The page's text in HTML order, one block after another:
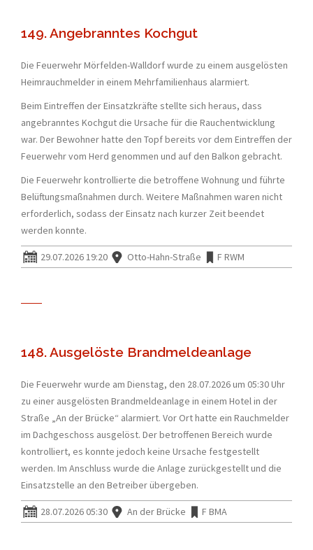
149. Angebranntes Kochgut
Die Feuerwehr Mörfelden-Walldorf wurde zu einem ausgelösten
Heimrauchmelder in einem Mehrfamilienhaus alarmiert.
Beim Eintreffen der Einsatzkräfte stellte sich heraus, dass
angebranntes Kochgut die Ursache für die Rauchentwicklung
war. Der Bewohner hatte den Topf bereits vor dem Eintreffen der
Feuerwehr vom Herd genommen und auf den Balkon gebracht.
Die Feuerwehr kontrollierte die betroffene Wohnung und führte
Belüftungsmaßnahmen durch. Weitere Maßnahmen waren nicht
erforderlich, sodass der Einsatz nach kurzer Zeit beendet
werden konnte.
29.07.2026 19:20 Otto-Hahn-Straße F RWM
148. Ausgelöste Brandmeldeanlage
Die Feuerwehr wurde am Dienstag, den 28.07.2026 um 05:30 Uhr
zu einer ausgelösten Brandmeldeanlage in einem Hotel in der
Straße „An der Brücke“ alarmiert. Vor Ort hatte ein Rauchmelder
im Dachgeschoss ausgelöst. Der betroffenen Bereich wurde
kontrolliert, es konnte jedoch keine Ursache festgestellt
werden. Im Anschluss wurde die Anlage zurückgestellt und die
Einsatzstelle an den Betreiber übergeben.
28.07.2026 05:30 An der Brücke F BMA